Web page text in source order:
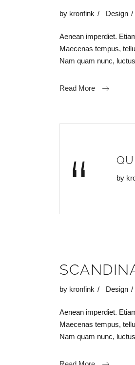
by kronfink Design
Aenean imperdiet.
Maecenas tempus,
Nam quam nunc,
Read More
“ by
by kronfink Design
Aenean imperdiet.
Maecenas tempus,
Nam quam nunc,